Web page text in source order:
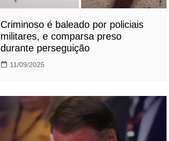
Criminoso é baleado por policiais
militares, e comparsa preso
durante perseguição
11/09/2025